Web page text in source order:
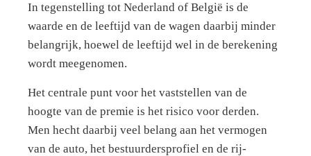
In tegenstelling tot Nederland of België is de
waarde en de leeftijd van de wagen daarbij minder
belangrijk, hoewel de leeftijd wel in de berekening
wordt meegenomen.
Het centrale punt voor het vaststellen van de
hoogte van de premie is het risico voor derden.
Men hecht daarbij veel belang aan het vermogen
van de auto, het bestuurdersprofiel en de rij-